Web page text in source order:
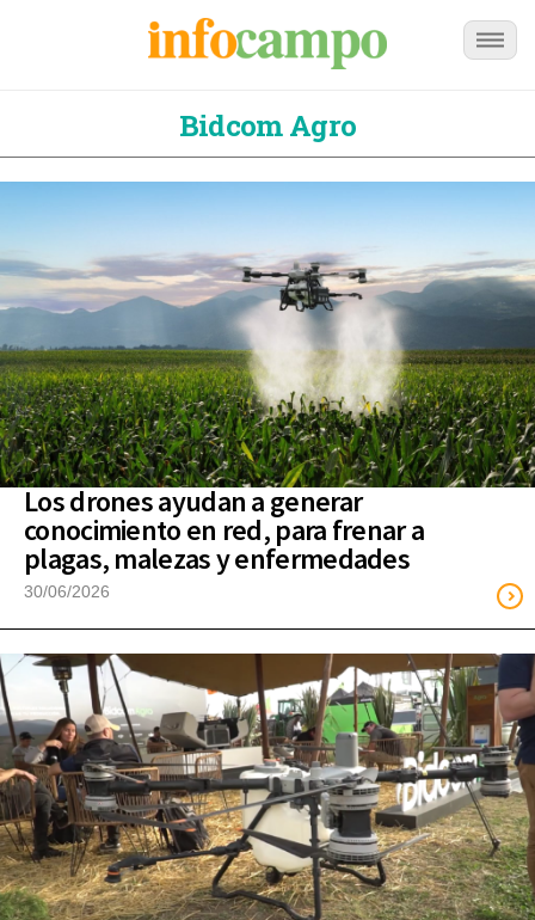
Bidcom Agro
Los drones ayudan a generar
conocimiento en red, para frenar a
plagas, malezas y enfermedades
30/06/2026